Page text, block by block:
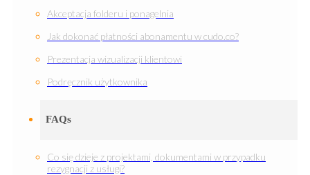
Akceptacja folderu i ponagelnia
Jak dokonać płatności abonamentu w cudo.co?
Prezentacja wizualizacji klientowi
Podręcznik użytkownika
FAQs
Co się dzieje z projektami, dokumentami w przypadku
rezygnacji z usługi?